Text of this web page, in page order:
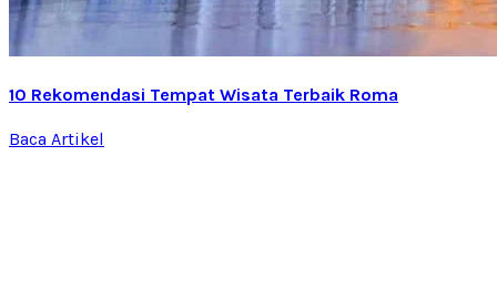
10 Rekomendasi Tempat Wisata Terbaik Roma
Baca Artikel